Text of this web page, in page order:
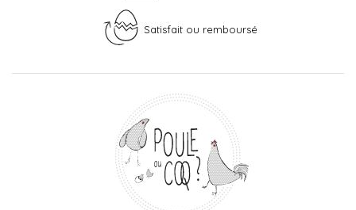
Satisfait ou remboursé